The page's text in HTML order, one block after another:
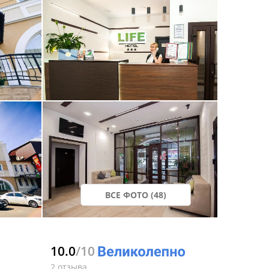
ВСЕ ФОТО (48)
10.0/10